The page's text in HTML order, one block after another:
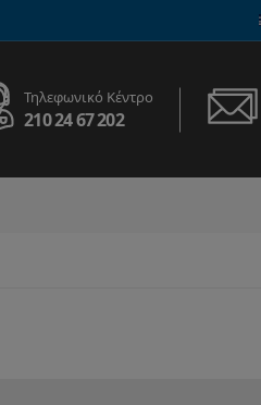
Τηλεφωνικό Κέντρο
210 24 67 202